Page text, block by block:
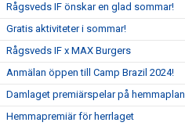
Rågsveds IF önskar en glad sommar!
Gratis aktiviteter i sommar!
Rågsveds IF x MAX Burgers
Anmälan öppen till Camp Brazil 2024!
Damlaget premiärspelar på hemmaplan
Hemmapremiär för herrlaget